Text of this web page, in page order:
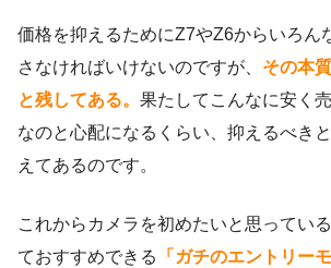
価格を抑えるためにZ7やZ6からいろん
さなければいけないのですが、 その本
と残してある。 果たしてこんなに安く
なのと心配になるくらい、抑えるべき
えてあるのです。
これからカメラを初めたいと思ってい
ておすすめできる
「ガチのエントリー